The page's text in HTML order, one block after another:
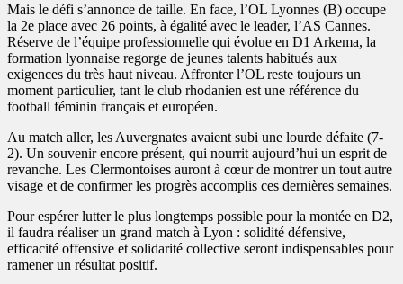
Mais le défi s’annonce de taille. En face, l’OL Lyonnes (B) occupe
la 2e place avec 26 points, à égalité avec le leader, l’AS Cannes.
Réserve de l’équipe professionnelle qui évolue en D1 Arkema, la
formation lyonnaise regorge de jeunes talents habitués aux
exigences du très haut niveau. Affronter l’OL reste toujours un
moment particulier, tant le club rhodanien est une référence du
football féminin français et européen.
Au match aller, les Auvergnates avaient subi une lourde défaite (7-
2). Un souvenir encore présent, qui nourrit aujourd’hui un esprit de
revanche. Les Clermontoises auront à cœur de montrer un tout autre
visage et de confirmer les progrès accomplis ces dernières semaines.
Pour espérer lutter le plus longtemps possible pour la montée en D2,
il faudra réaliser un grand match à Lyon : solidité défensive,
efficacité offensive et solidarité collective seront indispensables pour
ramener un résultat positif.